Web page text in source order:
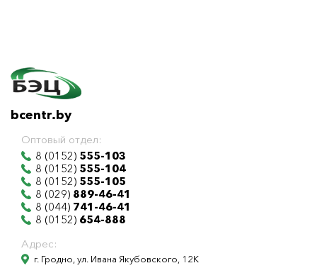
bcentr.by
Оптовый отдел:
8 (0152) 555-103
8 (0152) 555-104
8 (0152) 555-105
8 (029) 889-46-41
8 (044) 741-46-41
8 (0152) 654-888
Адрес:
г. Гродно, ул. Ивана Якубовского, 12К